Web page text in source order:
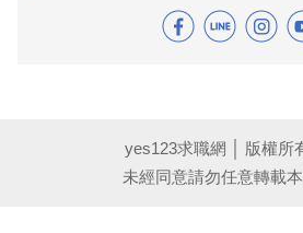
yes123求職網 │ 版權所
未經同意請勿任意轉載